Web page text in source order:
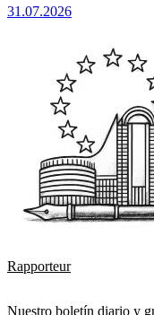
31.07.2026
Rapporteur
Nuestro boletín diario y